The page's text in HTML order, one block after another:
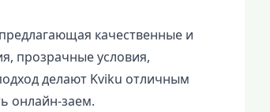
качественные и
прозрачные условия,
делают Kviku отличным
онлайн-заем.